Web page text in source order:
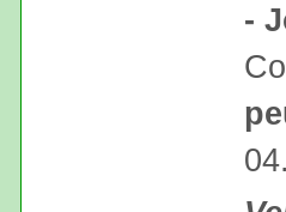
-